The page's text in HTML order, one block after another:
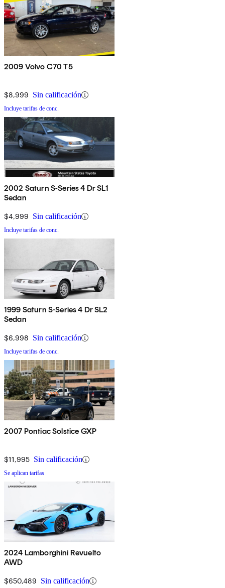
2009 Volvo C70 T5
$8,999 Sin calificación
Incluye tarifas de conc.
2002 Saturn S-Series 4 Dr SL1
Sedan
$4,999 Sin calificación
Incluye tarifas de conc.
1999 Saturn S-Series 4 Dr SL2
Sedan
$6,998 Sin calificación
Incluye tarifas de conc.
2007 Pontiac Solstice GXP
$11,995 Sin calificación
Se aplican tarifas
2024 Lamborghini Revuelto
AWD
$650,489 Sin calificación